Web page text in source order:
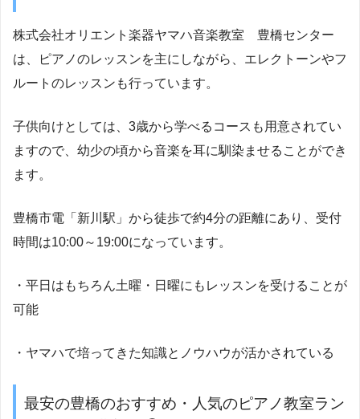
株式会社オリエント楽器ヤマハ音楽教室 豊橋センター
は、ピアノのレッスンを主にしながら、エレクトーンやフ
ルートのレッスンも行っています。
子供向けとしては、3歳から学べるコースも用意されてい
ますので、幼少の頃から音楽を耳に馴染ませることができ
ます。
豊橋市電「新川駅」から徒歩で約4分の距離にあり、受付
時間は10:00～19:00になっています。
・平日はもちろん土曜・日曜にもレッスンを受けることが
可能
・ヤマハで培ってきた知識とノウハウが活かされている
最安の豊橋のおすすめ・人気のピアノ教室ラン